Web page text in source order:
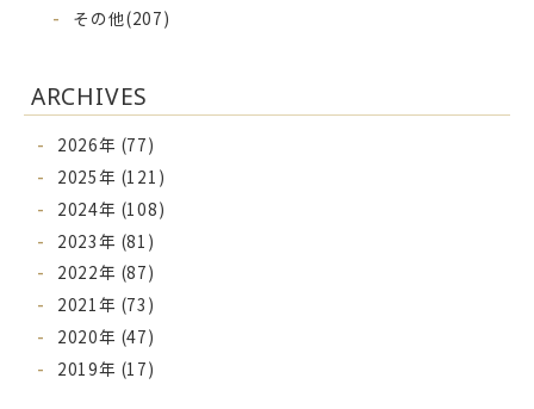
その他(207)
ARCHIVES
2026年 (77)
2025年 (121)
2024年 (108)
2023年 (81)
2022年 (87)
2021年 (73)
2020年 (47)
2019年 (17)